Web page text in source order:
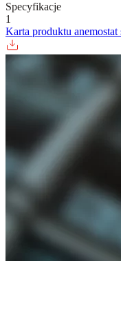
Specyfikacje
1
Karta produktu